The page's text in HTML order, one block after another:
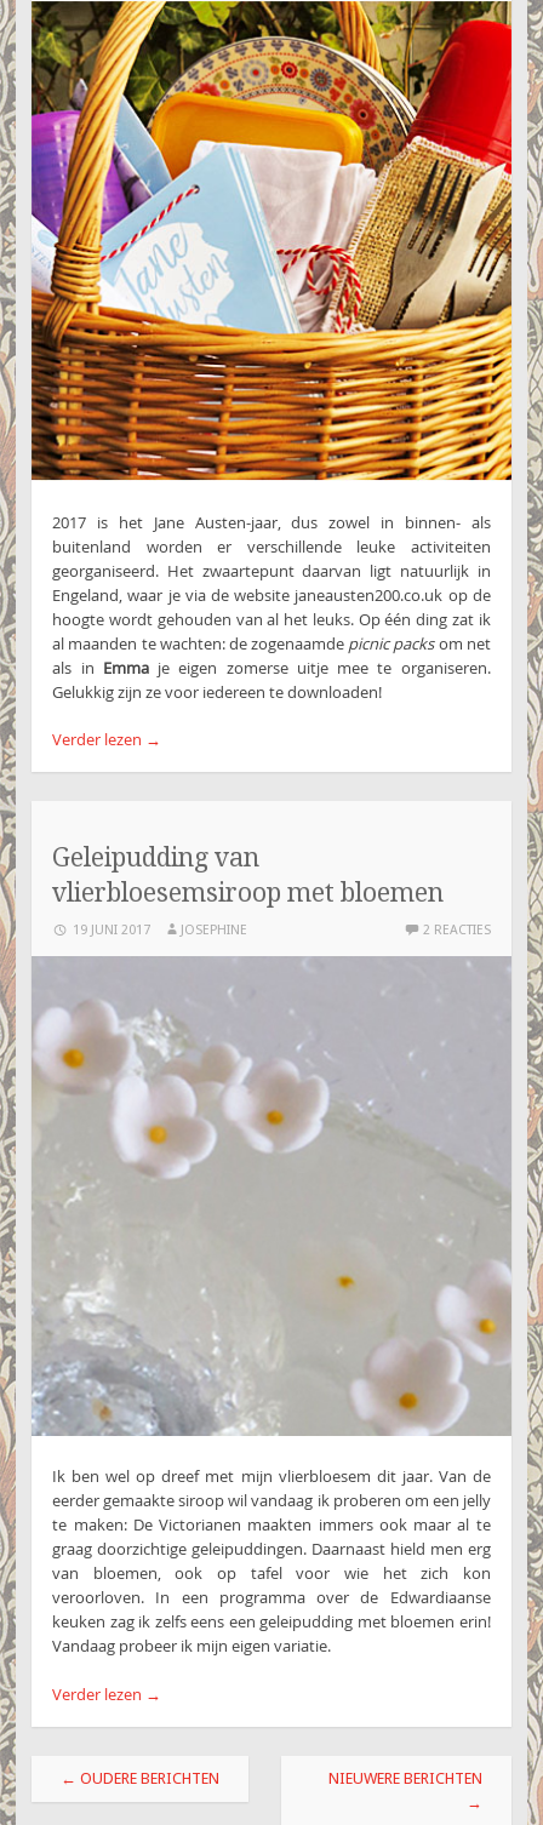
2017 is het Jane Austen-jaar, dus zowel in binnen- als
buitenland worden er verschillende leuke activiteiten
georganiseerd. Het zwaartepunt daarvan ligt natuurlijk in
Engeland, waar je via de website janeausten200.co.uk op de
hoogte wordt gehouden van al het leuks. Op één ding zat ik
al maanden te wachten: de zogenaamde picnic packsom net
als in Emmaje eigen zomerse uitje mee te organiseren.
Gelukkig zijn ze voor iedereen te downloaden!
Verder lezen →
Geleipudding van
vlierbloesemsiroop met bloemen
19 JUNI 2017 JOSEPHINE 2 REACTIES
Ik ben wel op dreef met mijn vlierbloesem dit jaar. Van de
eerder gemaakte siroop wil vandaag ik proberen om een jelly
te maken: De Victorianen maakten immers ook maar al te
graag doorzichtige geleipuddingen. Daarnaast hield men erg
van bloemen, ook op tafel voor wie het zich kon
veroorloven. In een programma over de Edwardiaanse
keuken zag ik zelfs eens een geleipudding met bloemen erin!
Vandaag probeer ik mijn eigen variatie.
Verder lezen →
Berichtnavigatie
← OUDERE BERICHTEN
NIEUWERE BERICHTEN
→